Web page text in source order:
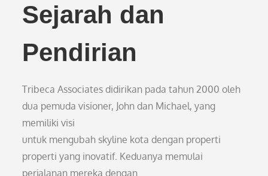
Sejarah dan
Pendirian
Tribeca Associates didirikan pada tahun 2000 oleh
dua pemuda visioner, John dan Michael, yang
memiliki visi
untuk mengubah skyline kota dengan properti
properti yang inovatif. Keduanya memulai
perjalanan mereka dengan